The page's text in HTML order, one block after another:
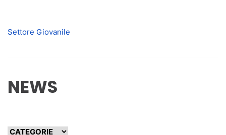
Settore Giovanile
NEWS